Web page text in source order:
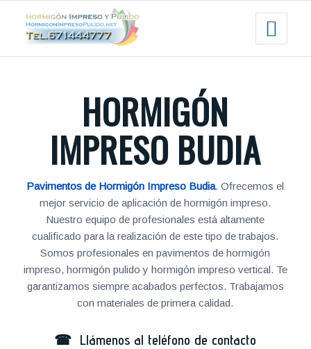
HORMIGÓN
IMPRESO BUDIA
Pavimentos de Hormigón Impreso Budia. Ofrecemos el
mejor servicio de aplicación de hormigón impreso.
Nuestro equipo de profesionales está altamente
cualificado para la realización de este tipo de trabajos.
Somos profesionales en pavimentos de hormigón
impreso, hormigón pulido y hormigón impreso vertical. Te
garantizamos siempre acabados perfectos. Trabajamos
con materiales de primera calidad.
☎ Llámenos al teléfono de contacto